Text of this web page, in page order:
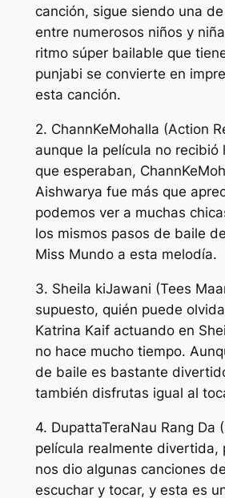
canción, sigue siendo una
entre numerosos niños y
ritmo súper bailable que
punjabi se convierte en
esta canción.
2. ChannKeMohalla (Action
aunque la película no recibió
que esperaban,
Aishwarya fue más que
podemos ver a muchas
los mismos pasos de baile
Miss Mundo a esta melodía.
3. Sheila kiJawani (Tees
supuesto, quién puede
Katrina Kaif actuando en
no hace mucho tiempo.
de baile es bastante
también disfrutas igual al
4. DupattaTeraNau Rang Da
película realmente divertida,
nos dio algunas canciones
escuchar y tocar, y esta es